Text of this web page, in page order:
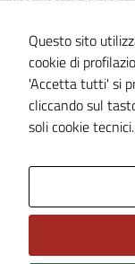
Cookie Policy
Note legali
Dichiarazione di
Piano di
Questo sito
cookie di
'Accetta tutti' si
cliccando sul
soli cookie tecnici.